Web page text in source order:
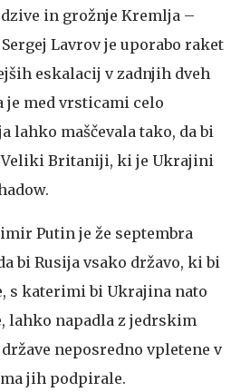
in grožnje Kremlja –
Lavrov je uporabo raket
eskalacij v zadnjih dveh
med vrsticami celo
lahko maščevala tako, da bi
Veliki Britaniji, ki je Ukrajini
Putin je že septembra
bi Rusija vsako državo, ki bi
s katerimi bi Ukrajina nato
lahko napadla z jedrskim
neposredno vpletene v
jih podpirale.